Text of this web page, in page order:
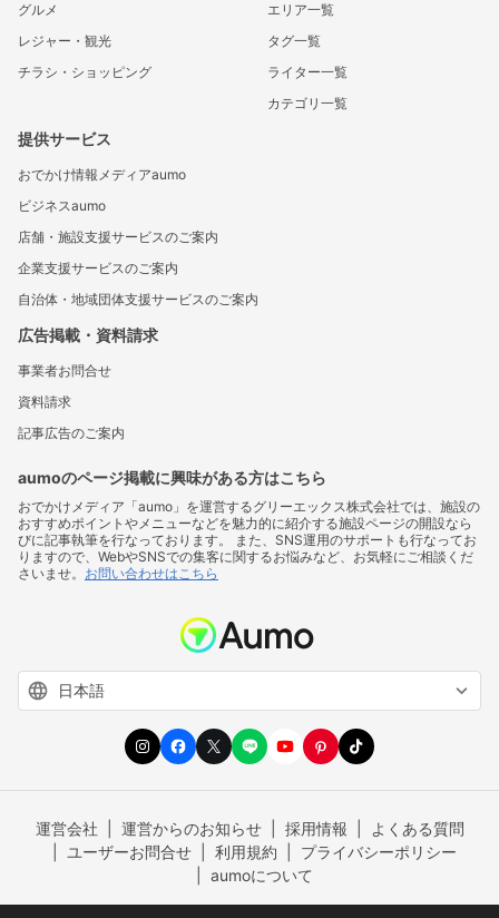
グルメ
レジャー・観光
チラシ・ショッピング
エリア一覧
タグ一覧
ライター一覧
カテゴリ一覧
提供サービス
おでかけ情報メディアaumo
ビジネスaumo
店舗・施設支援サービスのご案内
企業支援サービスのご案内
自治体・地域団体支援サービスのご案内
広告掲載・資料請求
事業者お問合せ
資料請求
記事広告のご案内
aumoのページ掲載に興味がある方はこちら
おでかけメディア「aumo」を運営するグリーエックス株式会社では、施設の
おすすめポイントやメニューなどを魅力的に紹介する施設ページの開設なら
びに記事執筆を行なっております。 また、SNS運用のサポートも行なってお
りますので、WebやSNSでの集客に関するお悩みなど、お気軽にご相談くだ
さいませ。 お問い合わせはこちら
運営会社 運営からのお知らせ 採用情報
よくある質問
ユーザーお問合せ
利用規約
プライバシーポリシー
aumoについて